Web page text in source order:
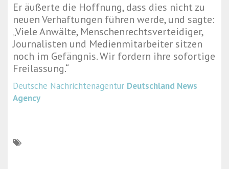
Er äußerte die Hoffnung, dass dies nicht zu
neuen Verhaftungen führen werde, und sagte:
„Viele Anwälte, Menschenrechtsverteidiger,
Journalisten und Medienmitarbeiter sitzen
noch im Gefängnis. Wir fordern ihre sofortige
Freilassung.“
Deutsche Nachrichtenagentur Deutschland News
Agency